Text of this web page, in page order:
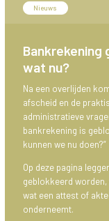
Nieuws
Bankrekening
wat nu?
Na een overlijden
afscheid en de
administratieve
bankrekening is
kunnen we nu doen?”
Op deze pagina
geblokkeerd
wat een attest of
onderneemt.